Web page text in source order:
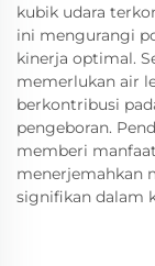
kubik udara
ini mengurangi
kinerja optimal.
memerlukan air
berkontribusi
pengeboran.
memberi
menerjemahkan
signifikan dalam